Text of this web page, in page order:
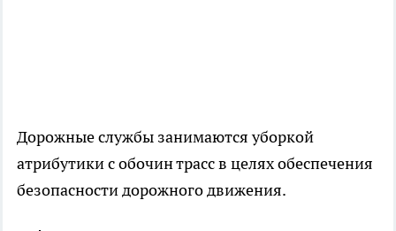
Дорожные службы занимаются уборкой
атрибутики с обочин трасс в целях обеспечения
безопасности дорожного движения.